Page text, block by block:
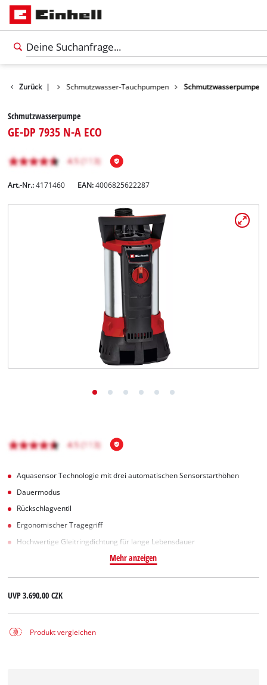
Zurück | Schmutzwasser-Tauchpumpen Schmutzwasserpumpe
Schmutzwasserpumpe
GE-DP 7935 N-A ECO
Art.-Nr.: 4171460 EAN:4006825622287
Aquasensor Technologie mit drei automatischen Sensorstarthöhen
Dauermodus
Rückschlagventil
Ergonomischer Tragegriff
Hochwertige Gleitringdichtung für lange Lebensdauer
Mehr anzeigen
UVP3.690,00 CZK
Produkt vergleichen